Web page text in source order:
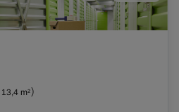
13,4 m²)